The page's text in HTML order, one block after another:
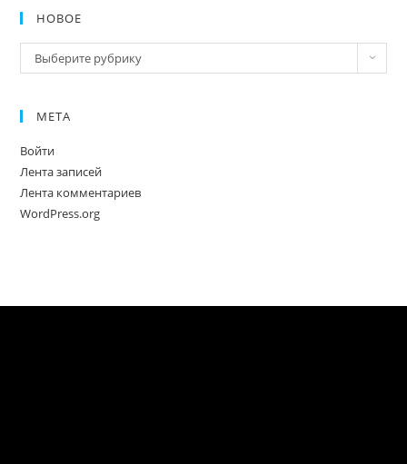
НОВОЕ
Новое
Выберите рубрику
МЕТА
Войти
Лента записей
Лента комментариев
WordPress.org